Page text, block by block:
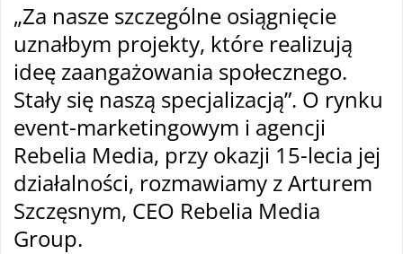
„Za nasze szczególne osiągnięcie
uznałbym projekty, które realizują
ideę zaangażowania społecznego.
Stały się naszą specjalizacją”. O rynku
event-marketingowym i agencji
Rebelia Media, przy okazji 15-lecia jej
działalności, rozmawiamy z Arturem
Szczęsnym, CEO Rebelia Media
Group.